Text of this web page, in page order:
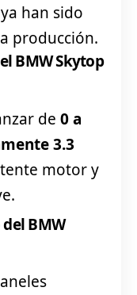
han sido
producción.
BMW Skytop
de 0 a
3.3
motor y
BMW